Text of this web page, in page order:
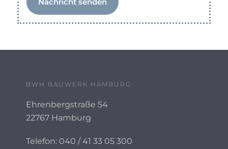
BWH BAUWERK HAMBURG
Ehrenbergstraße 54
22767 Hamburg
Telefon: 040 / 41 33 05 300